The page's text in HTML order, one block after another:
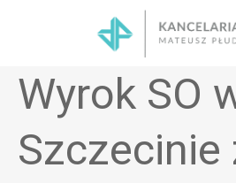
Wyrok SO
Szczecinie